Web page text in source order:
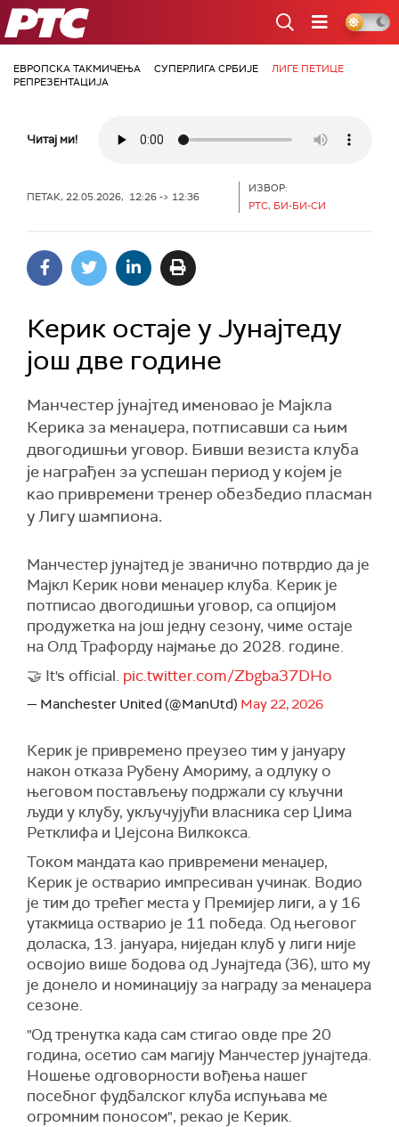
РТС
ЕВРОПСКА ТАКМИЧЕЊА СУПЕРЛИГА СРБИЈЕ
ЛИГЕ ПЕТИЦЕ
РЕПРЕЗЕНТАЦИЈА
Читај ми!
ПЕТАК, 22.05.2026, 12:26 -> 12:36
ИЗВОР:
РТС, БИ-БИ-СИ
Керик остаје у Јунајтеду
још две године
Манчестер јунајтед именовао је Мајкла
Керика за менаџера, потписавши са њим
двогодишњи уговор. Бивши везиста клуба
је награђен за успешан период у којем је
као привремени тренер обезбедио пласман
у Лигу шампиона.
Манчестер јунајтед је званично потврдио да је
Мајкл Керик нови менаџер клуба. Керик је
потписао двогодишњи уговор, са опцијом
продужетка на још једну сезону, чиме остаје
на Олд Трафорду најмање до 2028. године.
🤝 It's official. pic.twitter.com/Zbgba37DHo
— Manchester United (@ManUtd) May 22, 2026
Керик је привремено преузео тим у јануару
након отказа Рубену Амориму, а одлуку о
његовом постављењу подржали су кључни
људи у клубу, укључујући власника сер Џима
Ретклифа и Џејсона Вилкокса.
Током мандата као привремени менаџер,
Керик је остварио импресиван учинак. Водио
је тим до трећег места у Премијер лиги, а у 16
утакмица остварио је 11 победа. Од његовог
доласка, 13. јануара, ниједан клуб у лиги није
освојио више бодова од Јунајтеда (36), што му
је донело и номинацију за награду за менаџера
сезоне.
"Од тренутка када сам стигао овде пре 20
година, осетио сам магију Манчестер јунајтеда.
Ношење одговорности вођења нашег
посебног фудбалског клуба испуњава ме
огромним поносом", рекао је Керик.